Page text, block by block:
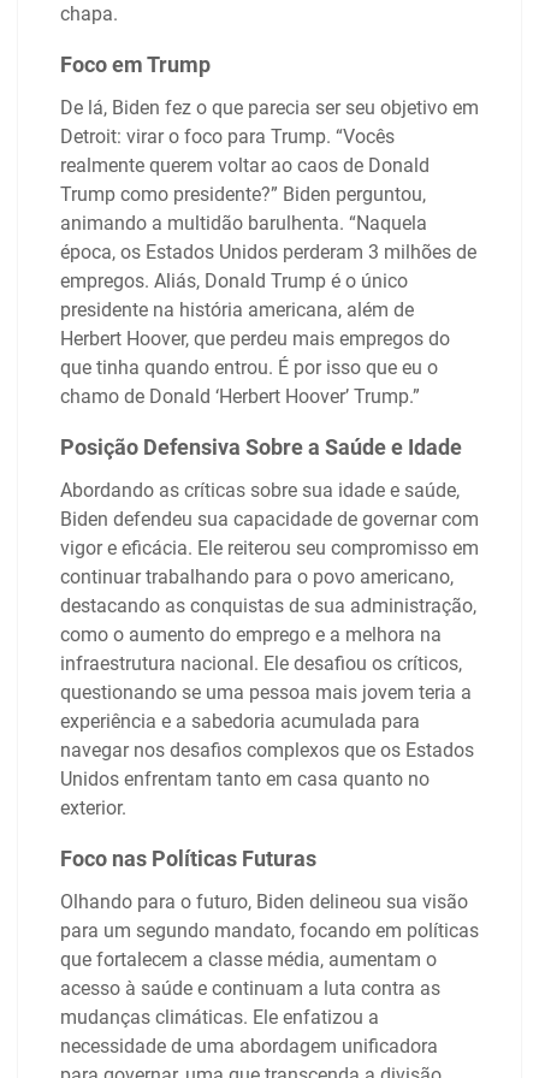
chapa.
Foco em Trump
De lá, Biden fez o que parecia ser seu objetivo em
Detroit: virar o foco para Trump. “Vocês
realmente querem voltar ao caos de Donald
Trump como presidente?” Biden perguntou,
animando a multidão barulhenta. “Naquela
época, os Estados Unidos perderam 3 milhões de
empregos. Aliás, Donald Trump é o único
presidente na história americana, além de
Herbert Hoover, que perdeu mais empregos do
que tinha quando entrou. É por isso que eu o
chamo de Donald ‘Herbert Hoover’ Trump.”
Posição Defensiva Sobre a Saúde e Idade
Abordando as críticas sobre sua idade e saúde,
Biden defendeu sua capacidade de governar com
vigor e eficácia. Ele reiterou seu compromisso em
continuar trabalhando para o povo americano,
destacando as conquistas de sua administração,
como o aumento do emprego e a melhora na
infraestrutura nacional. Ele desafiou os críticos,
questionando se uma pessoa mais jovem teria a
experiência e a sabedoria acumulada para
navegar nos desafios complexos que os Estados
Unidos enfrentam tanto em casa quanto no
exterior.
Foco nas Políticas Futuras
Olhando para o futuro, Biden delineou sua visão
para um segundo mandato, focando em políticas
que fortalecem a classe média, aumentam o
acesso à saúde e continuam a luta contra as
mudanças climáticas. Ele enfatizou a
necessidade de uma abordagem unificadora